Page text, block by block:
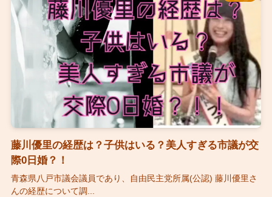
藤川優里の経歴は？子供はいる？美人すぎる市議が交
際0日婚？！
青森県八戸市議会議員であり、自由民主党所属(公認) 藤川優里さ
んの経歴について調...